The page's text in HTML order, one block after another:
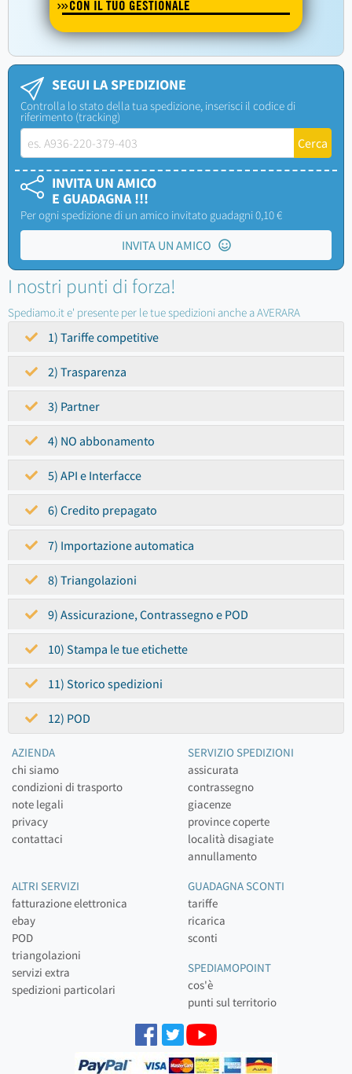
CON IL TUO GESTIONALE
SEGUI LA SPEDIZIONE
Controlla lo stato della tua spedizione, inserisci il codice di
riferimento (tracking)
INVITA UN AMICO
E GUADAGNA !!!
Per ogni spedizione di un amico invitato guadagni 0,10 €
INVITA UN AMICO
I nostri punti di forza!
Spediamo.it e' presente per le tue spedizioni anche a AVERARA
1) Tariffe competitive
2) Trasparenza
3) Partner
4) NO abbonamento
5) API e Interfacce
6) Credito prepagato
7) Importazione automatica
8) Triangolazioni
9) Assicurazione, Contrassegno e POD
10) Stampa le tue etichette
11) Storico spedizioni
12) POD
AZIENDA
chi siamo
condizioni di trasporto
note legali
privacy
contattaci
SERVIZIO SPEDIZIONI
assicurata
contrassegno
giacenze
province coperte
località disagiate
annullamento
ALTRI SERVIZI
fatturazione elettronica
ebay
POD
triangolazioni
servizi extra
spedizioni particolari
GUADAGNA SCONTI
tariffe
ricarica
sconti
SPEDIAMOPOINT
cos'è
punti sul territorio